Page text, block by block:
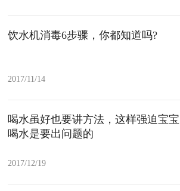
饮水机消毒6步骤，你都知道吗?
2017/11/14
喝水虽好也要讲方法，这样强迫宝宝
喝水是要出问题的
2017/12/19